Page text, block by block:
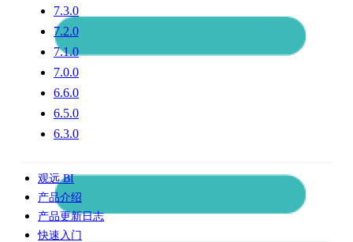
7.3.0
7.2.0
7.1.0
7.0.0
6.6.0
6.5.0
6.3.0
观远 BI
产品介绍
产品更新日志
快速入门